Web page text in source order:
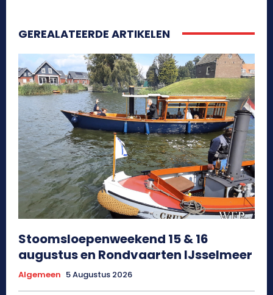
GEREALATEERDE ARTIKELEN
Stoomsloepenweekend 15 & 16
augustus en Rondvaarten IJsselmeer
Algemeen 5 Augustus 2026